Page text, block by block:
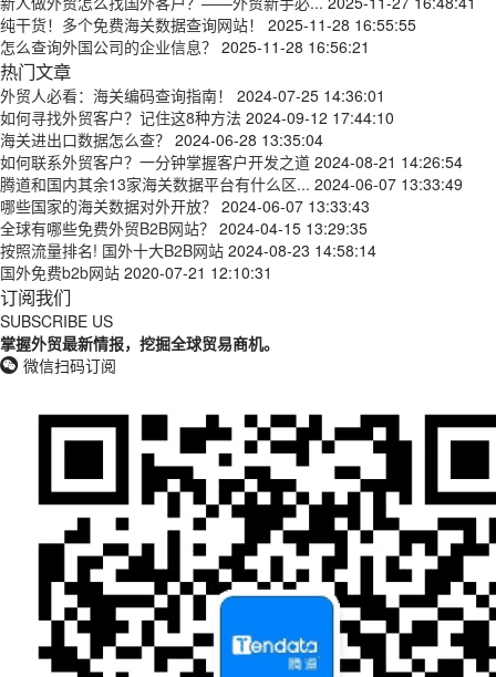
纯干货！多个免费海关数据查询网站！
2025-11-28 16:55:55
怎么查询外国公司的企业信息？ 2025-11-28 16:56:21
热门文章
外贸人必看：海关编码查询指南！
2024-07-25 14:36:01
如何寻找外贸客户？记住这8种方法 2024-09-12 17:44:10
海关进出口数据怎么查？ 2024-06-28 13:35:04
如何联系外贸客户？一分钟掌握客户开发之道 2024-08-21 14:26:54
腾道和国内其余13家海关数据平台有什么区... 2024-06-07 13:33:49
哪些国家的海关数据对外开放？ 2024-06-07 13:33:43
全球有哪些免费外贸B2B网站？ 2024-04-15 13:29:35
按照流量排名! 国外十大B2B网站 2024-08-23 14:58:14
国外免费b2b网站 2020-07-21 12:10:31
订阅我们
SUBSCRIBE US
掌握外贸最新情报，挖掘全球贸易商机。
微信扫码订阅